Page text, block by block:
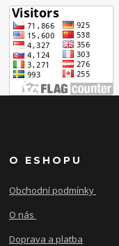
O ESHOPU
Obchodní podmínky
O nás
Doprava a platba